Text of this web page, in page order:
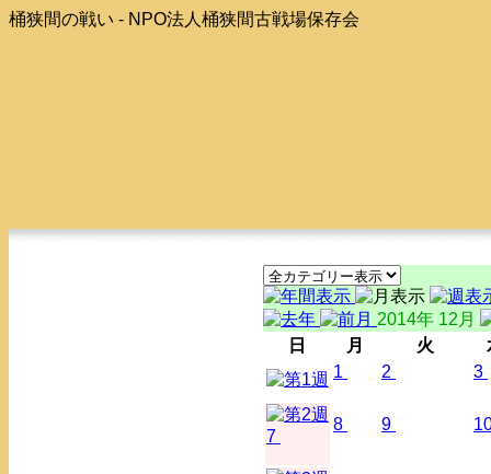
桶狭間の戦い - NPO法人桶狭間古戦場保存会
2014年 12月
日
月 火
1
2 3
7
8 9